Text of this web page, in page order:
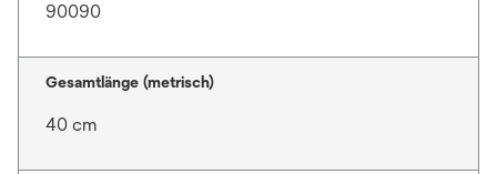
90090
Gesamtlänge (metrisch)
40 cm